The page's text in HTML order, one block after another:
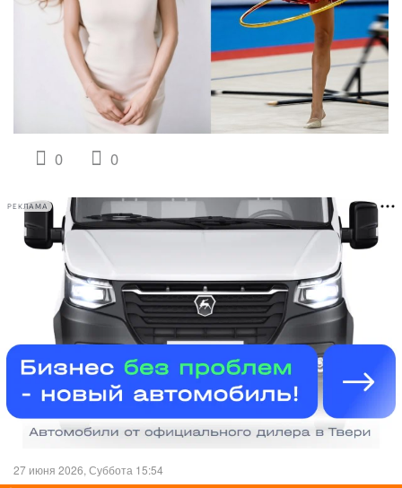
0 0
РЕКЛАМА
27 июня 2026, Суббота 15:54